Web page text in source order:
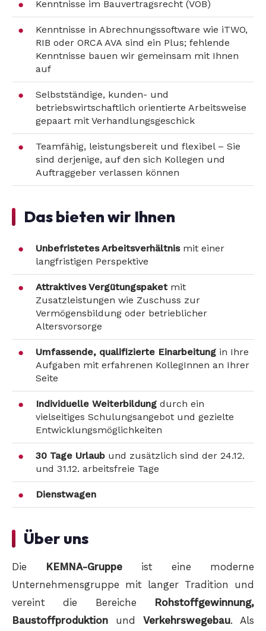
Kenntnisse im Bauvertragsrecht (VOB)
Kenntnisse in Abrechnungssoftware wie iTWO,
RIB oder ORCA AVA sind ein Plus; fehlende
Kenntnisse bauen wir gemeinsam mit Ihnen
auf
Selbstständige, kunden- und
betriebswirtschaftlich orientierte Arbeitsweise
gepaart mit Verhandlungsgeschick
Teamfähig, leistungsbereit und flexibel – Sie
sind derjenige, auf den sich Kollegen und
Auftraggeber verlassen können
Das bieten wir Ihnen
Unbefristetes Arbeitsverhältnismit einer
langfristigen Perspektive
Attraktives Vergütungspaket mit
Zusatzleistungen wie Zuschuss zur
Vermögensbildung oder betrieblicher
Altersvorsorge
Umfassende, qualifizierte Einarbeitung in Ihre
Aufgaben mit erfahrenen KollegInnen an Ihrer
Seite
Individuelle Weiterbildung durch ein
vielseitiges Schulungsangebot und gezielte
Entwicklungsmöglichkeiten
30 Tage Urlaub und zusätzlich sind der 24.12.
und 31.12. arbeitsfreie Tage
Dienstwagen
Über uns
Die KEMNA-Gruppe ist eine moderne
Unternehmensgruppe mit langer Tradition und
vereint die Bereiche Rohstoffgewinnung,
Baustoffproduktion und Verkehrswegebau. Als